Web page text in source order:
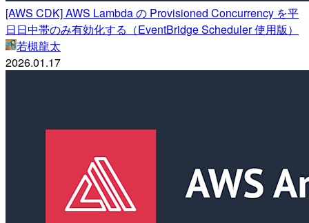
[AWS CDK] AWS Lambda の Provisioned Concurrency を平
日日中帯のみ有効化する（EventBridge Scheduler 使用版）
若槻龍太
2026.01.17